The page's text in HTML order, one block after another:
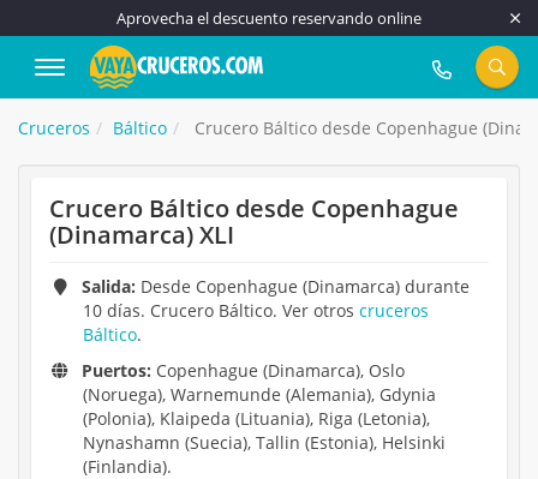
Aprovecha el descuento reservando online
917 815 555
Cruceros Báltico Crucero Báltico desde Copenhague
Crucero Báltico desde Copenhague
(Dinamarca) XLI
Salida: Desde Copenhague (Dinamarca) durante
10 días. Crucero Báltico. Ver otros cruceros
Báltico.
Puertos: Copenhague (Dinamarca), Oslo
(Noruega), Warnemunde (Alemania), Gdynia
(Polonia), Klaipeda (Lituania), Riga (Letonia),
Nynashamn (Suecia), Tallin (Estonia), Helsinki
(Finlandia).